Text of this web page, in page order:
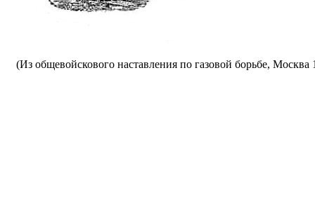
(Из общевойскового наставления по газовой борьбе, Москва